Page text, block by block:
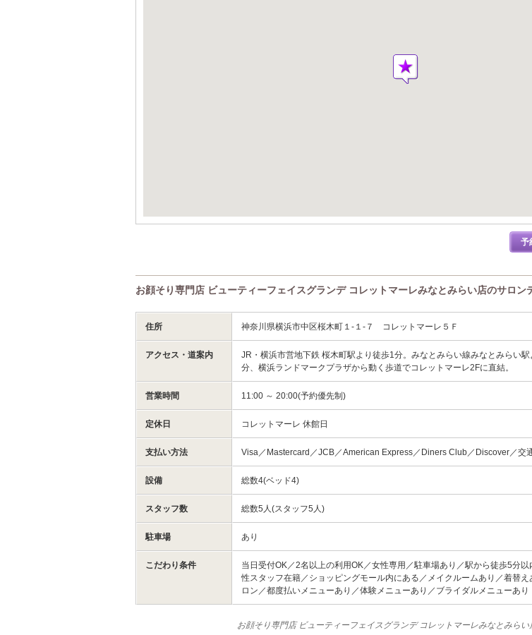
予
お顔そり専門店 ビューティーフェイスグランデ コレットマーレみなとみらい店のサロン
住所 神奈川県横浜市中区桜木町１‐１‐７ コレットマーレ５Ｆ
アクセス・道案内
JR・横浜市営地下鉄 桜木町駅より徒歩1分。みなとみらい線みなとみらい
分、横浜ランドマークプラザから動く歩道でコレットマーレ2Fに直結。
営業時間 11:00 ～ 20:00(予約優先制)
定休日 コレットマーレ 休館日
支払い方法 Visa／Mastercard／JCB／American Express／Diners Club／Discover／
設備 総数4(ベッド4)
スタッフ数 総数5人(スタッフ5人)
駐車場 あり
こだわり条件
当日受付OK／2名以上の利用OK／女性専用／駐車場あり／駅から徒歩5分
性スタッフ在籍／ショッピングモール内にある／メイクルームあり／着替
ロン／都度払いメニューあり／体験メニューあり／ブライダルメニューあり
お顔そり専門店 ビューティーフェイスグランデ コレットマーレみなとみら